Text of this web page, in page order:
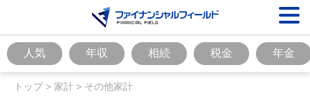
人気 年収 相続 税金 年金
トップ> 家計 > その他家計